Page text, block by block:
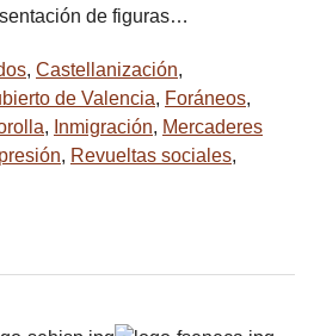
de figuras…
, Castellanización,
de Valencia, Foráneos,
, Inmigración, Mercaderes
, Revueltas sociales,